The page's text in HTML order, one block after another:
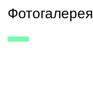
Фотогалерея